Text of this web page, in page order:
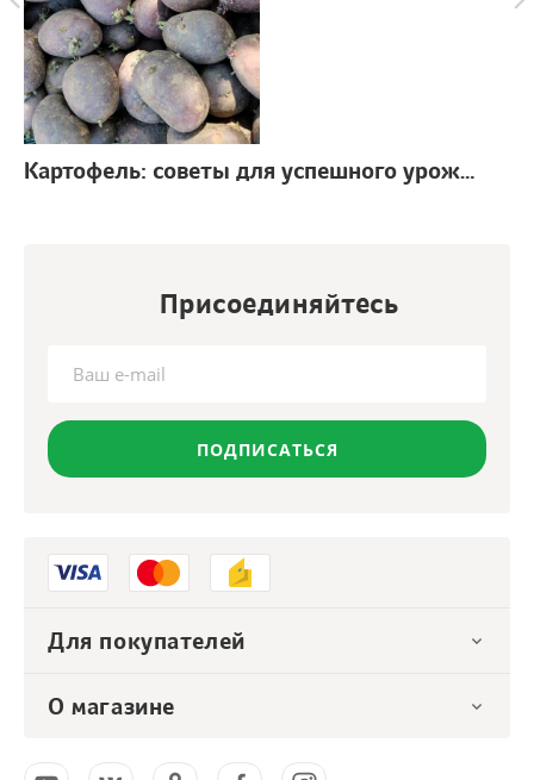
Картофель: советы для успешного урожая
Присоединяйтесь
ПОДПИСАТЬСЯ
Для покупателей
О магазине